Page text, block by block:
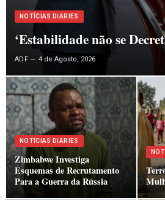
NOTÍCIAS DIARIES
‘Estabilidade não se
ADF 4 de Agosto, 2026
NOTÍCIAS DIARIES
Zimbabwe Investiga
Esquemas de Recrutamento
Para a Guerra da Rússia